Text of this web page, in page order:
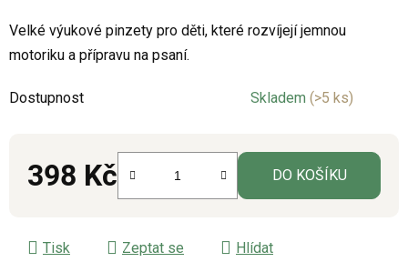
je
0,0
5
Velké výukové pinzety pro děti, které rozvíjejí jemnou
motoriku a přípravu na psaní.
Dostupnost Skladem (>5 ks)
398 Kč DO KOŠÍKU
Tisk Zeptat se
Hlídat